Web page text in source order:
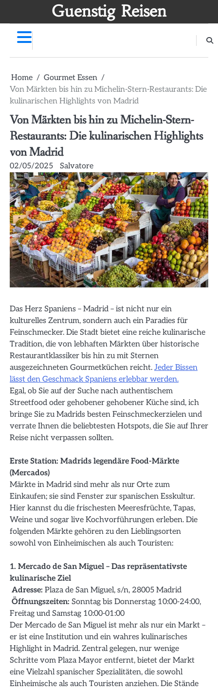
Guenstig Reisen
Home
Gourmet Essen
Von Märkten bis hin zu Michelin-Stern-Restaurants: Die
kulinarischen Highlights von Madrid
Von Märkten bis hin zu Michelin-Stern-
Restaurants: Die kulinarischen Highlights
von Madrid
02/05/2025 Salvatore
Das Herz Spaniens – Madrid – ist nicht nur ein
kulturelles Zentrum, sondern auch ein Paradies für
Feinschmecker. Die Stadt bietet eine reiche kulinarische
Tradition, die von lebhaften Märkten über historische
Restaurantklassiker bis hin zu mit Sternen
ausgezeichneten Gourmetküchen reicht. Jeder Bissen
lässt den Geschmack Spaniens erlebbar werden.
Egal, ob Sie auf der Suche nach authentischem
Streetfood oder gehobener gehobener Küche sind, ich
bringe Sie zu Madrids besten Feinschmeckerzielen und
verrate Ihnen die beliebtesten Hotspots, die Sie auf Ihrer
Reise nicht verpassen sollten.
Erste Station: Madrids legendäre Food-Märkte
(Mercados)
Märkte in Madrid sind mehr als nur Orte zum
Einkaufen; sie sind Fenster zur spanischen Esskultur.
Hier kannst du die frischesten Meeresfrüchte, Tapas,
Weine und sogar live Kochvorführungen erleben. Die
folgenden Märkte gehören zu den Lieblingsorten
sowohl von Einheimischen als auch Touristen:
1. Mercado de San Miguel – Das repräsentativste
kulinarische Ziel
Adresse: Plaza de San Miguel, s/n, 28005 Madrid
Öffnungszeiten: Sonntag bis Donnerstag 10:00-24:00,
Freitag und Samstag 10:00-01:00
Der Mercado de San Miguel ist mehr als nur ein Markt –
er ist eine Institution und ein wahres kulinarisches
Highlight in Madrid. Zentral gelegen, nur wenige
Schritte vom Plaza Mayor entfernt, bietet der Markt
eine Vielzahl spanischer Spezialitäten, die sowohl
Einheimische als auch Touristen anziehen. Die Stände